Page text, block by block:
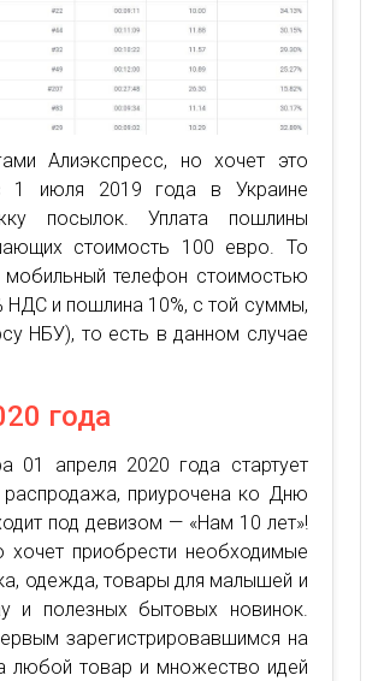
Алиэкспресс, но хочет это
1 июля 2019 года в Украине
посылок. Уплата пошлины
стоимость 100 евро. То
мобильный телефон стоимостью
НДС и пошлина 10%, с той суммы,
НБУ), то есть в данном случае
года
01 апреля 2020 года стартует
приурочена ко Дню
под девизом — «Нам 10 лет»!
хочет приобрести необходимые
одежда, товары для малышей и
и полезных бытовых новинок.
зарегистрировавшимся на
любой товар и множество идей